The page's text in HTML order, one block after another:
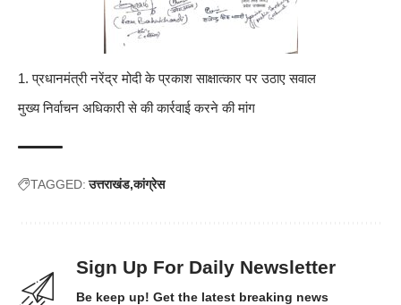
प्रधानमंत्री नरेंद्र मोदी के प्रकाश साक्षात्कार पर उठाए सवाल
मुख्य निर्वाचन अधिकारी से की कार्रवाई करने की मांग
TAGGED: उत्तराखंड कांग्रेस
Sign Up For Daily Newsletter
Be keep up! Get the latest breaking news